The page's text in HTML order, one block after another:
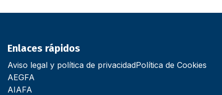
Enlaces rápidos
Aviso legal y política de privacidadPolítica de Cookies
AEGFA
AIAFA